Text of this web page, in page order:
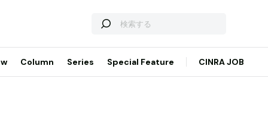
Column Series Special Feature CINRA JOB